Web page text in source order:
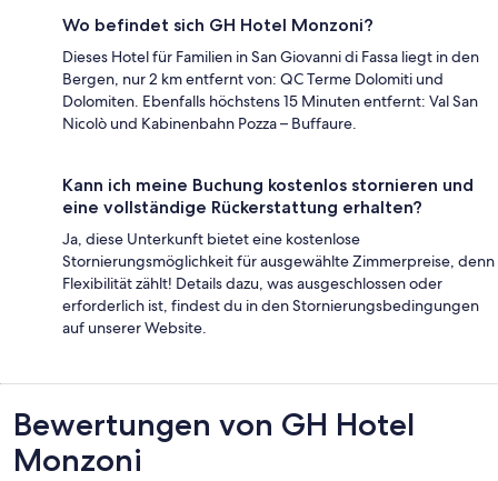
Wo befindet sich GH Hotel Monzoni?
Dieses Hotel für Familien in San Giovanni di Fassa liegt in den
Bergen, nur 2 km entfernt von: QC Terme Dolomiti und
Dolomiten. Ebenfalls höchstens 15 Minuten entfernt: Val San
Nicolò und Kabinenbahn Pozza – Buffaure.
Kann ich meine Buchung kostenlos stornieren und
eine vollständige Rückerstattung erhalten?
Ja, diese Unterkunft bietet eine kostenlose
Stornierungsmöglichkeit für ausgewählte Zimmerpreise, denn
Flexibilität zählt! Details dazu, was ausgeschlossen oder
erforderlich ist, findest du in den Stornierungsbedingungen
auf unserer Website.
Bewertungen
Bewertungen von GH Hotel
Monzoni